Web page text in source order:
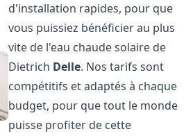
d'installation rapides, pour que
vous puissiez bénéficier au plus
vite de l'eau chaude solaire de
Dietrich Delle. Nos tarifs sont
compétitifs et adaptés à chaque
budget, pour que tout le monde
puisse profiter de cette